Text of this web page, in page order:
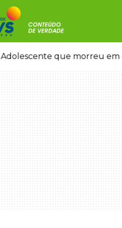
Adolescente que morreu em